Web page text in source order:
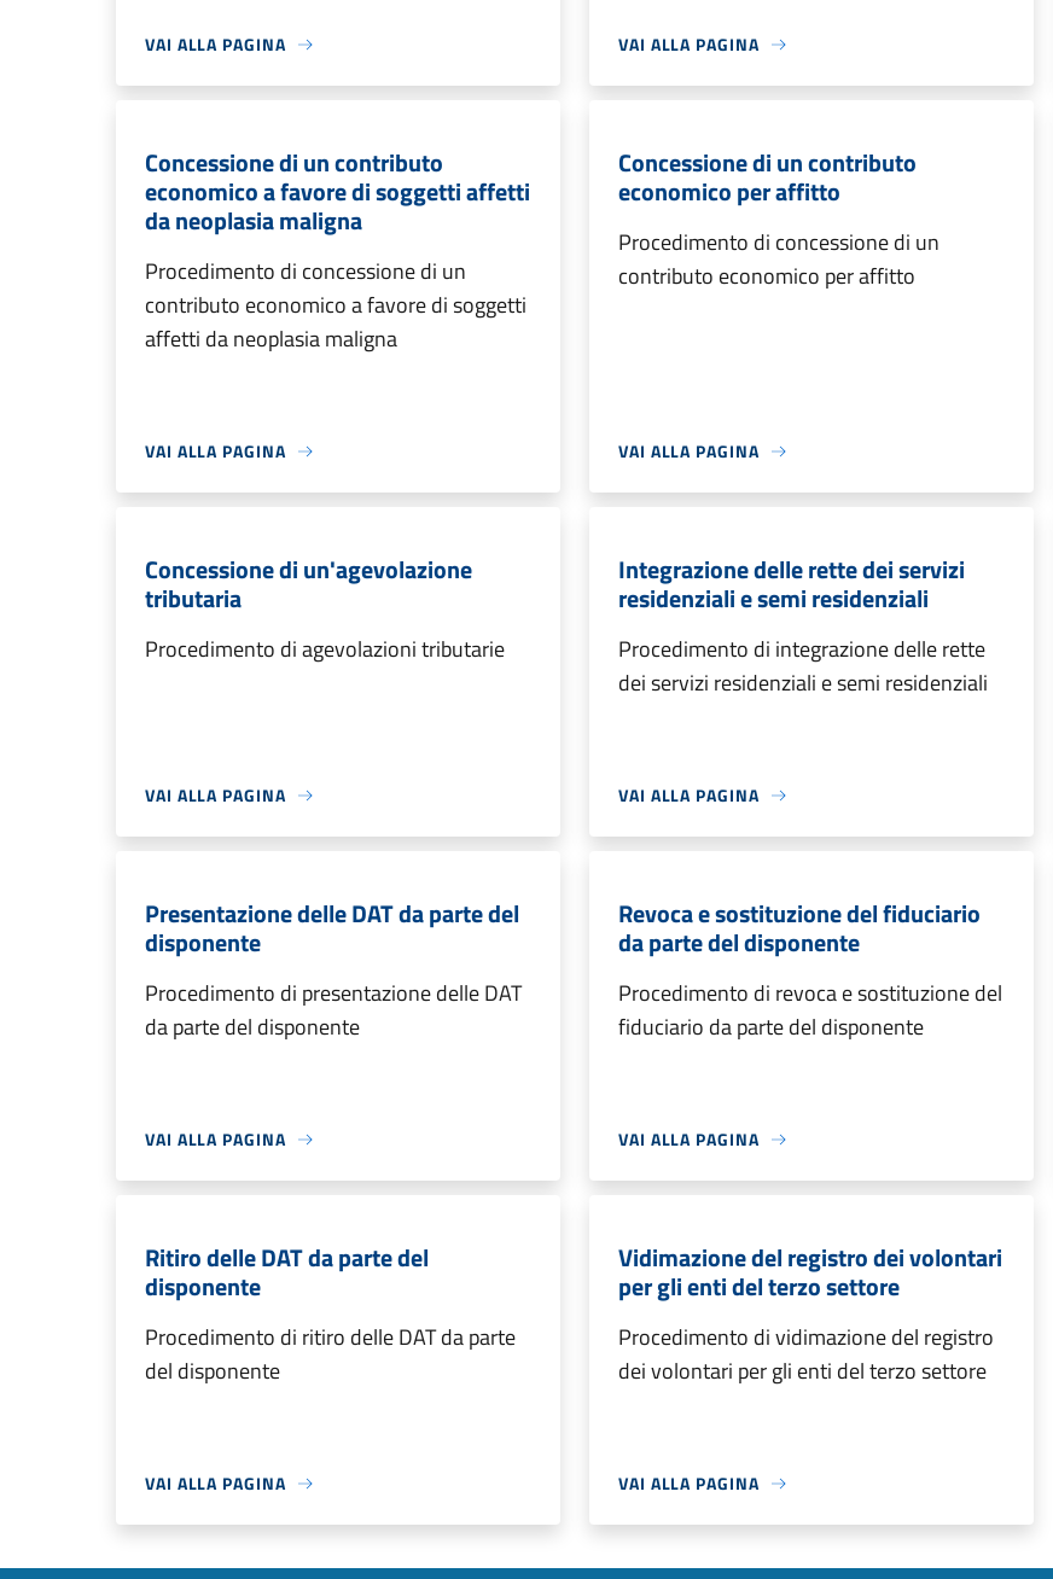
VAI ALLA PAGINA VAI ALLA PAGINA
Concessione di un contributo
economico a favore di soggetti affetti
da neoplasia maligna
Procedimento di concessione di un
contributo economico a favore di soggetti
affetti da neoplasia maligna
VAI ALLA PAGINA
Concessione di un contributo
economico per affitto
Procedimento di concessione di un
contributo economico per affitto
VAI ALLA PAGINA
Concessione di un'agevolazione
tributaria
Procedimento di agevolazioni tributarie
VAI ALLA PAGINA
Integrazione delle rette dei servizi
residenziali e semi residenziali
Procedimento di integrazione delle rette
dei servizi residenziali e semi residenziali
VAI ALLA PAGINA
Presentazione delle DAT da parte del
disponente
Procedimento di presentazione delle DAT
da parte del disponente
VAI ALLA PAGINA
Revoca e sostituzione del fiduciario
da parte del disponente
Procedimento di revoca e sostituzione del
fiduciario da parte del disponente
VAI ALLA PAGINA
Ritiro delle DAT da parte del
disponente
Procedimento di ritiro delle DAT da parte
del disponente
VAI ALLA PAGINA
Vidimazione del registro dei volontari
per gli enti del terzo settore
Procedimento di vidimazione del registro
dei volontari per gli enti del terzo settore
VAI ALLA PAGINA